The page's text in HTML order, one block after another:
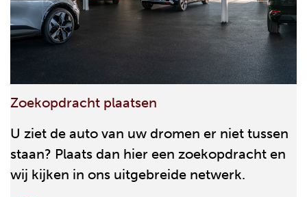
Zoekopdracht plaatsen
U ziet de auto van uw dromen er niet tussen
staan? Plaats dan hier een zoekopdracht en
wij kijken in ons uitgebreide netwerk.